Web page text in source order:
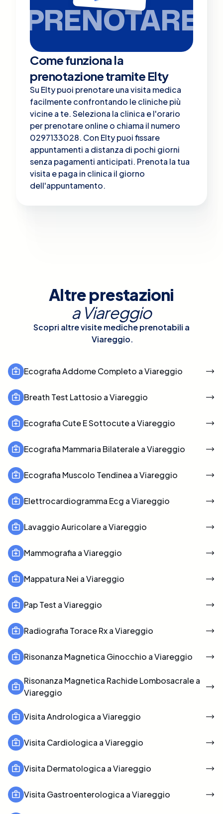
PRENOTARE
Come funziona la
prenotazione tramite Elty
Su Elty puoi prenotare una visita medica
facilmente confrontando le cliniche più
vicine a te. Seleziona la clinica e l'orario
per prenotare online o chiama il numero
0297133028. Con Elty puoi fissare
appuntamenti a distanza di pochi giorni
senza pagamenti anticipati. Prenota la tua
visita e paga in clinica il giorno
dell'appuntamento.
Altre prestazioni
a Viareggio
Scopri altre visite mediche prenotabili a
Viareggio.
Ecografia Addome Completo a Viareggio
Breath Test Lattosio a Viareggio
Ecografia Cute E Sottocute a Viareggio
Ecografia Mammaria Bilaterale a Viareggio
Ecografia Muscolo Tendinea a Viareggio
Elettrocardiogramma Ecg a Viareggio
Lavaggio Auricolare a Viareggio
Mammografia a Viareggio
Mappatura Nei a Viareggio
Pap Test a Viareggio
Radiografia Torace Rx a Viareggio
Risonanza Magnetica Ginocchio a Viareggio
Risonanza Magnetica Rachide Lombosacrale a
Viareggio
Visita Andrologica a Viareggio
Visita Cardiologica a Viareggio
Visita Dermatologica a Viareggio
Visita Gastroenterologica a Viareggio